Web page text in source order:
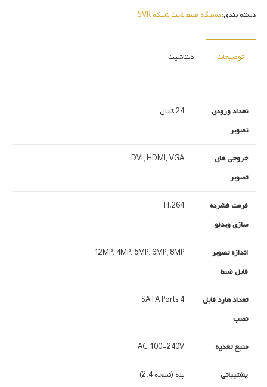
دسته بندی:دستگاه ضبط تحت شبکه SVR
توضیحات دیتاشیت
تعداد ورودی
تصویر
24 کانال
خروجی های
تصویر
DVI, HDMI, VGA
فرمت فشرده
سازی ویدئو
H.264
اندازه تصویر
قابل ضبط
12MP, 4MP, 5MP, 6MP, 8MP
تعداد هارد قابل
نصب
4 SATA Ports
منبع تغذیه AC 100-240V
پشتیبانی
بله (نسخه 2.4)